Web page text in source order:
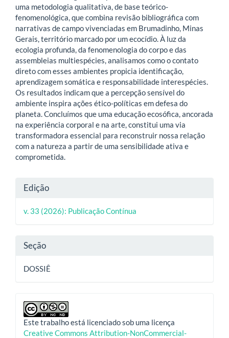
uma metodologia qualitativa, de base teórico-
fenomenológica, que combina revisão bibliográfica com
narrativas de campo vivenciadas em Brumadinho, Minas
Gerais, território marcado por um ecocídio. À luz da
ecologia profunda, da fenomenologia do corpo e das
assembleias multiespécies, analisamos como o contato
direto com esses ambientes propicia identificação,
aprendizagem somática e responsabilidade interespécies.
Os resultados indicam que a percepção sensível do
ambiente inspira ações ético-políticas em defesa do
planeta. Concluímos que uma educação ecosófica, ancorada
na experiência corporal e na arte, constitui uma via
transformadora essencial para reconstruir nossa relação
com a natureza a partir de uma sensibilidade ativa e
comprometida.
Detalhes
do
artigo
Edição
v. 33 (2026): Publicação Contínua
Seção
DOSSIÊ
Este trabalho está licenciado sob uma licença
Creative Commons Attribution-NonCommercial-